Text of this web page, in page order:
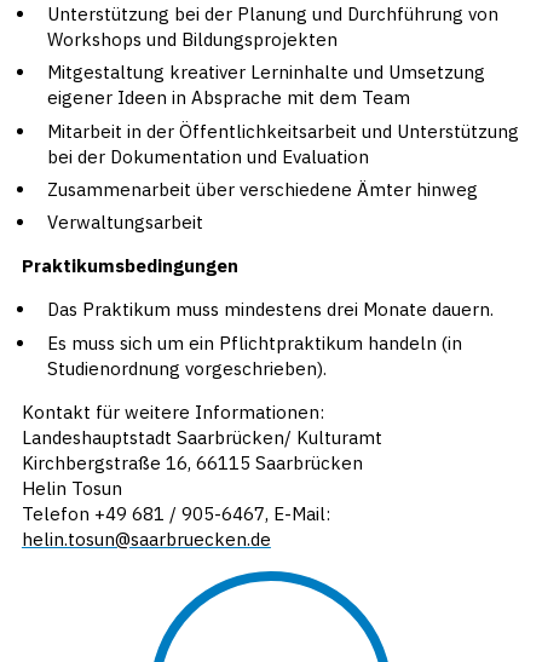
Unterstützung bei der Planung und Durchführung von
Workshops und Bildungsprojekten
Mitgestaltung kreativer Lerninhalte und Umsetzung
eigener Ideen in Absprache mit dem Team
Mitarbeit in der Öffentlichkeitsarbeit und Unterstützung
bei der Dokumentation und Evaluation
Zusammenarbeit über verschiedene Ämter hinweg
Verwaltungsarbeit
Praktikumsbedingungen
Das Praktikum muss mindestens drei Monate dauern.
Es muss sich um ein Pflichtpraktikum handeln (in
Studienordnung vorgeschrieben).
Kontakt für weitere Informationen:
Landeshauptstadt Saarbrücken/ Kulturamt
Kirchbergstraße 16, 66115 Saarbrücken
Helin Tosun
Telefon +49 681 / 905-6467, E-Mail:
helin.tosun@saarbruecken.de